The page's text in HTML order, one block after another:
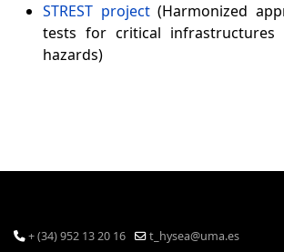
STREST project(Harmonized
tests for critical infrastructures
hazards)
+ (34) 952 13 20 16 t_hysea@uma.es